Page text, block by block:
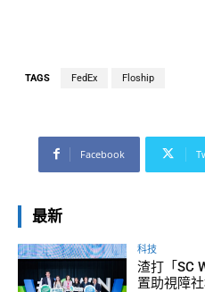
TAGS FedEx Floship
Facebook
最新
科技
渣打「SC
置助視障